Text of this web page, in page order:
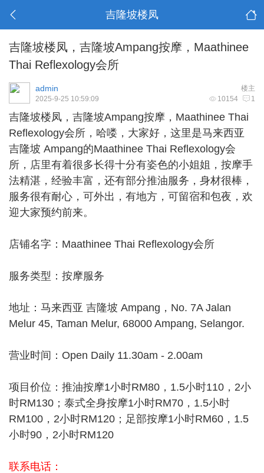
吉隆坡楼凤
吉隆坡楼凤，吉隆坡Ampang按摩，Maathinee
Thai Reflexology会所
楼主
admin
10154 1
2025-9-25 10:59:09
吉隆坡楼凤 ，吉隆坡Ampang按摩，Maathinee Thai
Reflexology会所，哈喽，大家好，这里是马来西亚
吉隆坡 Ampang的Maathinee Thai Reflexology会
所，店里有着很多长得十分有姿色的小姐姐，按摩手
法精湛，经验丰富，还有部分推油服务，身材很棒，
服务很有耐心，可外出，有地方，可留宿和包夜，欢
迎大家预约前来。
店铺名字：Maathinee Thai Reflexology会所
服务类型：按摩服务
地址：马来西亚 吉隆坡 Ampang，No. 7A Jalan
Melur 45, Taman Melur, 68000 Ampang, Selangor.
营业时间：Open Daily 11.30am - 2.00am
项目价位：推油按摩1小时RM80，1.5小时110，2小
时RM130；泰式全身按摩1小时RM70，1.5小时
RM100，2小时RM120；足部按摩1小时RM60，1.5
小时90，2小时RM120
联系电话：